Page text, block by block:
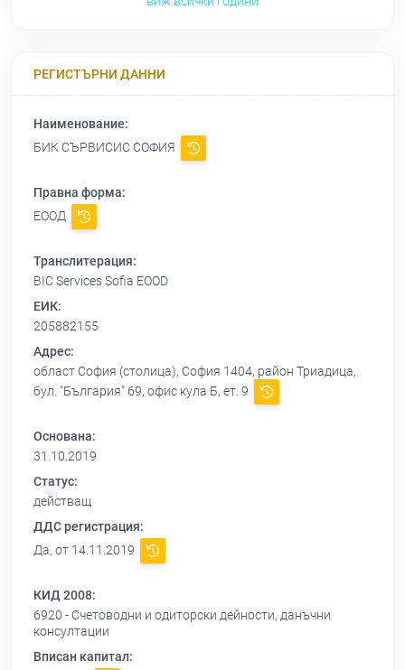
РЕГИСТЪРНИ ДАННИ
Наименование:
БИК СЪРВИСИС СОФИЯ
Правна форма:
ЕООД
Транслитерация:
BIC Services Sofia EOOD
ЕИК:
205882155
Адрес:
област София (столица), София 1404, район Триадица,
бул. "България" 69, офис кула Б, ет. 9
Основана:
31.10.2019
Статус:
действащ
ДДС регистрация:
Да, от 14.11.2019
КИД 2008:
6920 - Счетоводни и одиторски дейности, данъчни
консултации
Вписан капитал: